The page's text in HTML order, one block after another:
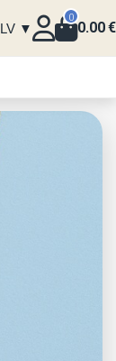
LV ▼
0
0.00€